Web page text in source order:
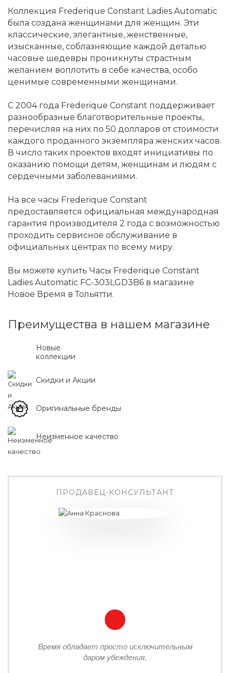
Коллекция Frederique Constant Ladies Automatic
была создана женщинами для женщин. Эти
классические, элегантные, женственные,
изысканные, соблазняющие каждой деталью
часовые шедевры проникнуты страстным
желанием воплотить в себе качества, особо
ценимые современными женщинами.
С 2004 года Frederique Constant поддерживает
разнообразные благотворительные проекты,
перечисляя на них по 50 долларов от стоимости
каждого проданного экземпляра женских часов.
В число таких проектов входят инициативы по
оказанию помощи детям, женщинам и людям с
сердечными заболеваниями.
На все часы Frederique Constant
предоставляется официальная международная
гарантия производителя 2 года с возможностью
проходить сервисное обслуживание в
официальных центрах по всему миру.
Вы можете купить Часы Frederique Constant
Ladies Automatic FC-303LGD3B6 в магазине
Новое Время в Тольятти.
Преимущества в нашем магазине
Новые
коллекции
Скидки и Акции
Оригинальные бренды
Неизменное качество
ПРОДАВЕЦ-КОНСУЛЬТАНТ
Время обладает просто исключительным
даром убеждения.